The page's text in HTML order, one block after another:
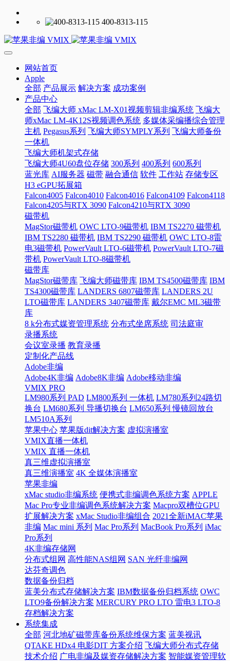
400-8313-115
网站首页
Apple
全部 产品展示 解决方案 成功案例
产品中心
全部 飞编大师 xMac LM-X01视频剪辑非编系统 飞编大
师xMac LM-4K12S视频调色系统 多媒体采编播综合管理
主机 Pegasus系列 飞编大师SYMPLY系列 飞编大师备份
一体机
飞编大师机架式存储
飞编大师4U60盘位存储 300系列 400系列 600系列
蓝光库 AI服务器 磁带 融合通信 软件 工作站 存储专区
H3 eGPU拓展箱
Falcon4005 Falcon4010 Falcon4016 Falcon4109 Falcon4118
Falcon4205与RTX 3090 Falcon4210与RTX 3090
磁带机
MagStor磁带机 OWC LTO-9磁带机 IBM TS2270 磁带机
IBM TS2280 磁带机 IBM TS2290 磁带机 OWC LTO-8雷
电3磁带机 PowerVault LTO-6磁带机 PowerVault LTO-7磁
带机 PowerVault LTO-8磁带机
磁带库
MagStor磁带库 飞编大师磁带库 IBM TS4500磁带库 IBM
TS4300磁带库 LANDERS 6807磁带库 LANDERS 2U
LTO磁带库 LANDERS 3407磁带库 戴尔EMC ML3磁带
库
8 k分布式媒资管理系统 分布式坐席系统 司法庭审
录播系统
会议室录播 教育录播
定制化产品线
Adobe非编
Adobe4K非编 Adobe8K非编 Adobe移动非编
VMIX PRO
LM980系列 PAD LM800系列 一体机 LM780系列24路切
换台 LM680系列 导播切换台 LM650系列 慢镜回放台
LM510A系列
苹果中心 苹果版dit解决方案 虚拟演播室
VMIX直播一体机
VMIX 直播一体机
真三维虚拟演播室
真三维演播室 4K 全媒体演播室
苹果非编
xMac studio非编系统 便携式非编调色系统方案 APPLE
Mac Pro专业非编调色系统解决方案 Macpro双槽位GPU
扩展解决方案 xMac Studio非编组合 2021全新iMAC苹果
非编 Mac mini 系列 Mac Pro系列 MacBook Pro系列 iMac
Pro系列
4K非编存储网
分布式组网 高性能NAS组网 SAN 光纤非编网
达芬奇调色
数据备份归档
蓝美分布式存储解决方案 IBM数据备份归档系统 OWC
LTO9备份解决方案 MERCURY PRO LTO 雷电3 LTO-8
存档解决方案
系统集成
全部 河北地矿磁带库备份系统维保方案 蓝美视讯
QTAKE HDx4 电影DIT 方案介绍 飞编大师分布式存储
技术介绍 广电非编及媒资存储解决方案 智能媒资管理软